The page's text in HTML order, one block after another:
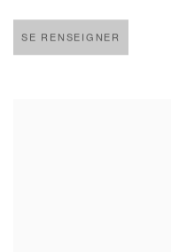
SE RENSEIGNER